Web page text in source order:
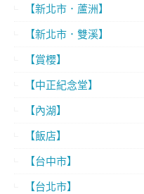
【新北市．蘆洲】
【新北市．雙溪】
【賞櫻】
【中正紀念堂】
【內湖】
【飯店】
【台中市】
【台北市】